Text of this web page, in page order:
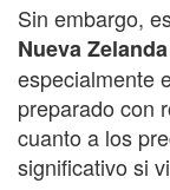
Sin embargo,
Nueva Zelanda
especialmente
preparado con
cuanto a los
significativo si